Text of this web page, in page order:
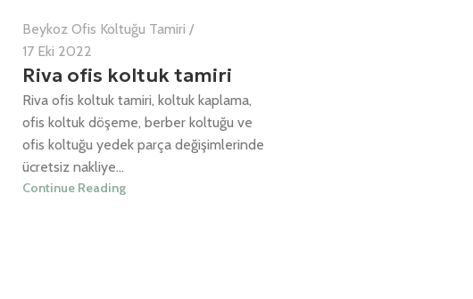
Beykoz Ofis Koltuğu Tamiri
17 Eki 2022
Riva ofis koltuk tamiri
Riva ofis koltuk tamiri, koltuk kaplama,
ofis koltuk döşeme, berber koltuğu ve
ofis koltuğu yedek parça değişimlerinde
ücretsiz nakliye...
Continue Reading